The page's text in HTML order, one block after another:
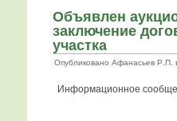
Объявлен
заключение
участка
Опубликовано Афанасьев Р.П.
Информационное